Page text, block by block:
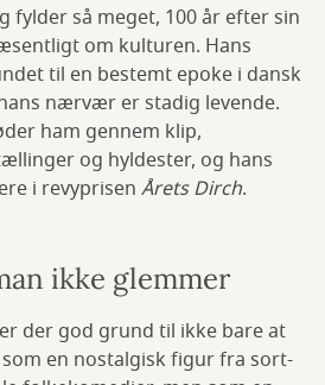
fylder så meget, 100 år efter sin
om kulturen. Hans
til en bestemt epoke i dansk
nærvær er stadig levende.
ham gennem klip,
og hyldester, og hans
i revyprisen Årets Dirch.
ikke glemmer
der god grund til ikke bare at
en nostalgisk figur fra sort-